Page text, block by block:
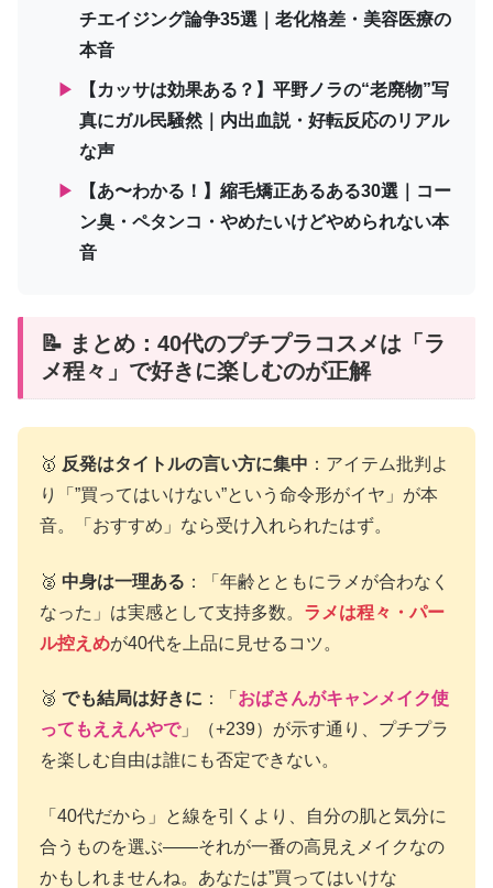
チエイジング論争35選｜老化格差・美容医療の
本音
▶
【カッサは効果ある？】平野ノラの“老廃物”写
真にガル民騒然｜内出血説・好転反応のリアル
な声
▶
【あ〜わかる！】縮毛矯正あるある30選｜コー
ン臭・ペタンコ・やめたいけどやめられない本
音
📝 まとめ：40代のプチプラコスメは「ラ
メ程々」で好きに楽しむのが正解
🥇 反発はタイトルの言い方に集中 ：アイテム批判よ
り「”買ってはいけない”という命令形がイヤ」が本
音。「おすすめ」なら受け入れられたはず。
🥈 中身は一理ある ：「年齢とともにラメが合わなく
なった」は実感として支持多数。 ラメは程々・パー
ル控えめが40代を上品に見せるコツ。
🥉 でも結局は好きに ：「 おばさんがキャンメイク使
ってもええんやで」（+239）が示す通り、プチプラ
を楽しむ自由は誰にも否定できない。
「40代だから」と線を引くより、自分の肌と気分に
合うものを選ぶ——それが一番の高見えメイクなの
かもしれませんね。あなたは”買ってはいけな